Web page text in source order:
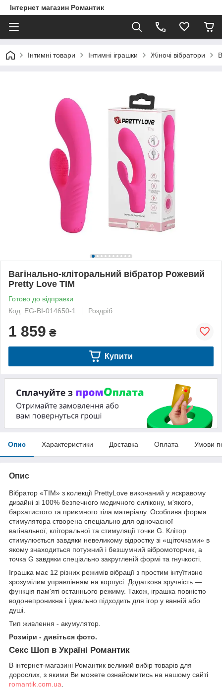
Інтернет магазин Романтик
Інтимні товари Інтимні іграшки Жіночі вібратори
Вагінально-кліторальний вібратор Рожевий
Pretty Love TIM
Готово до відправки
Код: EG-BI-014650-1
Роздріб
1 859 ₴
Купити
Опис Характеристики Доставка Оплата Умови
Опис
Вібратор «TIM» з колекції PrettyLove виконаний у яскравому
дизайні зі 100% безпечного медичного силікону, м'якого,
бархатистого та приємного тіла матеріалу. Особлива форма
стимулятора створена спеціально для одночасної
вагінальної, кліторальної та стимуляції точки G. Клітор
стимулюється завдяки невеликому відростку зі «щіточками» в
якому знаходиться потужний і безшумний вібромоторчик, а
точка G завдяки спеціально закругленій формі та гнучкості.
Іграшка має 12 різних режимів вібрації з простим інтуїтивно
зрозумілим управлінням на корпусі. Додаткова зручність —
функція пам'яті останнього режиму. Також, іграшка повністю
водонепроникна і ідеально підходить для ігор у ванній або
душі.
Тип живлення - акумулятор.
Розміри - дивіться фото.
Секс Шоп в Україні Романтик
В інтернет-магазині Романтик великий вибір товарів для
дорослих, з якими Ви можете ознайомитись на нашому сайті
romantik.com.ua